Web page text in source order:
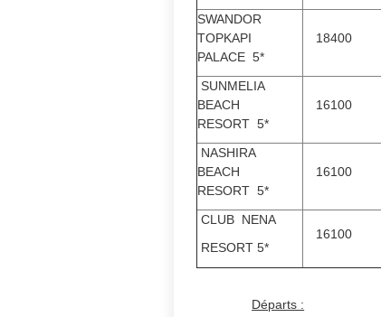
SWANDOR
TOPKAPI
PALACE 5*
18400
SUNMELIA
BEACH
RESORT 5*
16100
NASHIRA
BEACH
RESORT 5*
16100
CLUB NENA
RESORT 5*
16100
Départs :